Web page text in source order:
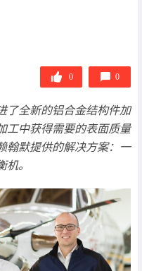
0 0
了全新的铝合金结构件加
工中获得需要的表面质量
翰默提供的解决方案：一
。